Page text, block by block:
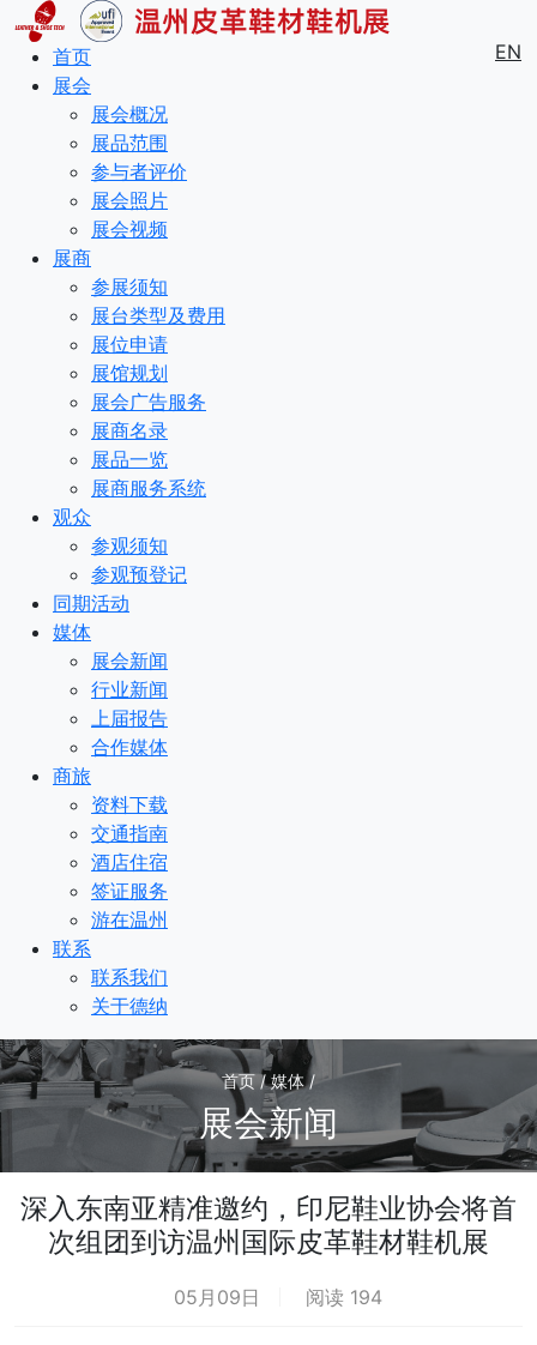
EN
首页
展会
展会概况
展品范围
参与者评价
展会照片
展会视频
展商
参展须知
展台类型及费用
展位申请
展馆规划
展会广告服务
展商名录
展品一览
展商服务系统
观众
参观须知
参观预登记
同期活动
媒体
展会新闻
行业新闻
上届报告
合作媒体
商旅
资料下载
交通指南
酒店住宿
签证服务
游在温州
联系
联系我们
关于德纳
首页 / 媒体 /
展会新闻
深入东南亚精准邀约，印尼鞋业协会将首
次组团到访温州国际皮革鞋材鞋机展
05月09日 阅读 194